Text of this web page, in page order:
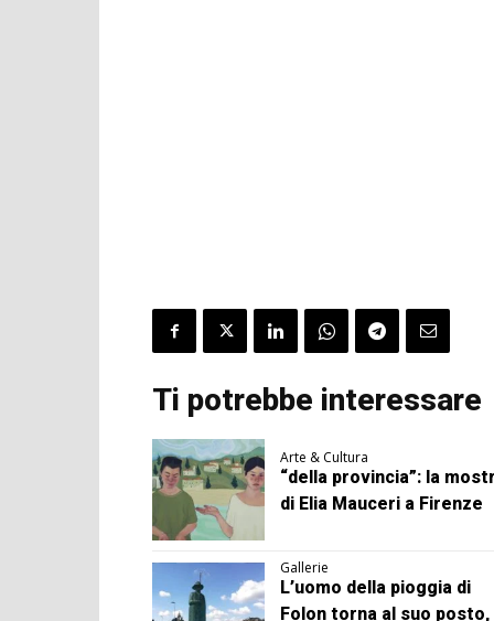
Ti potrebbe interessare
Arte & Cultura
“della provincia”: la
di Elia Mauceri a Firenze
Gallerie
L’uomo della pioggia di
Folon torna al suo posto,